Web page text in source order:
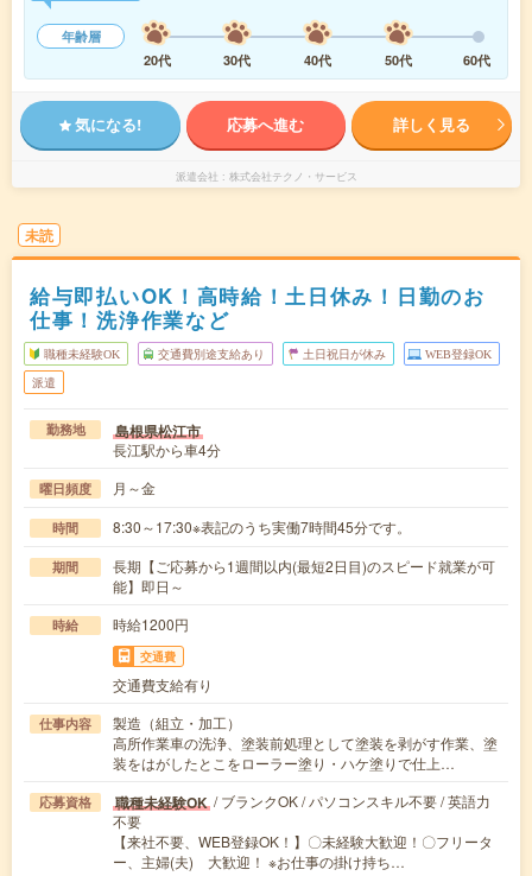
年齢層
20代
30代 40代 50代 60代
気になる! 応募へ進む 詳しく見る
派遣会社 株式会社テクノ・サービス
未読
給与即払いOK！高時給！土日休み！日勤のお
仕事！洗浄作業など
職種未経験OK 交通費別途支給あり 土日祝日が休み WEB登録OK
派遣
勤務地 島根県松江市
長江駅から車4分
曜日頻度 月～金
時間 8:30～17:30※表記のうち実働7時間45分です。
期間
長期【ご応募から1週間以内(最短2日目)のスピード就業が可
能】即日～
時給 時給1200円
交通費
交通費支給有り
仕事内容
製造（組立・加工）
高所作業車の洗浄、塗装前処理として塗装を剥がす作業、塗
装をはがしたとこをローラー塗り・ハケ塗りで仕上…
応募資格 職種未経験OK / ブランクOK / パソコンスキル不要 / 英語力
不要
【来社不要、WEB登録OK！】〇未経験大歓迎！〇フリータ
ー、主婦(夫) 大歓迎！ ※お仕事の掛け持ち…